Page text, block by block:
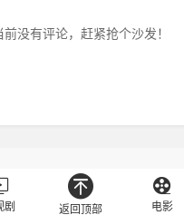
前没有评论，赶紧抢个沙发！
2018 www.ZanPianCms.Com
Reserved .
剧 返回顶部 电影